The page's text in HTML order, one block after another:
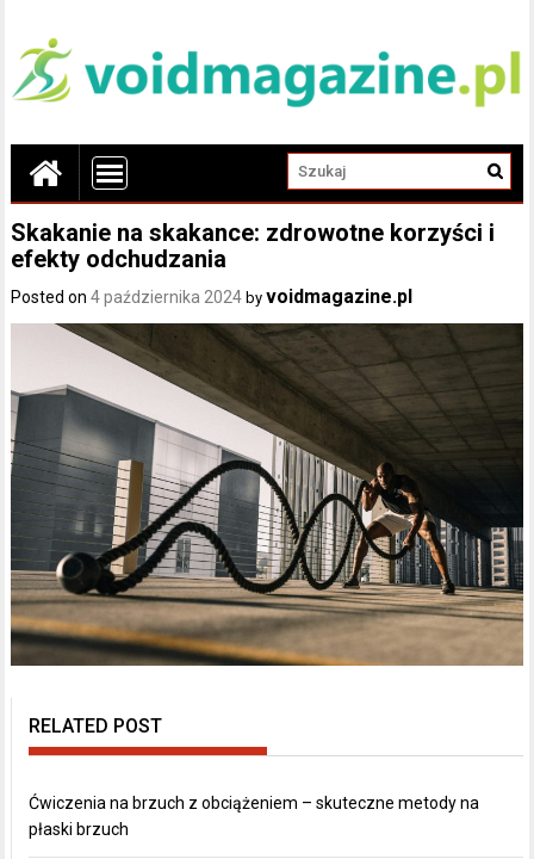
Skakanie na skakance: zdrowotne korzyści i
efekty odchudzania
Posted on4 października 2024 byvoidmagazine.pl
RELATED POST
Ćwiczenia na brzuch z obciążeniem – skuteczne metody na
płaski brzuch